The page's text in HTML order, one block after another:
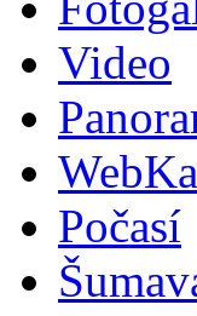
Video
Počasí